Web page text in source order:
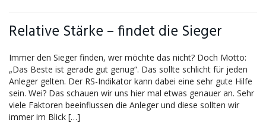
Relative Stärke – findet die Sieger
Immer den Sieger finden, wer möchte das nicht? Doch Motto:
„Das Beste ist gerade gut genug“. Das sollte schlicht für jeden
Anleger gelten. Der RS-Indikator kann dabei eine sehr gute Hilfe
sein. Wei? Das schauen wir uns hier mal etwas genauer an. Sehr
viele Faktoren beeinflussen die Anleger und diese sollten wir
immer im Blick […]